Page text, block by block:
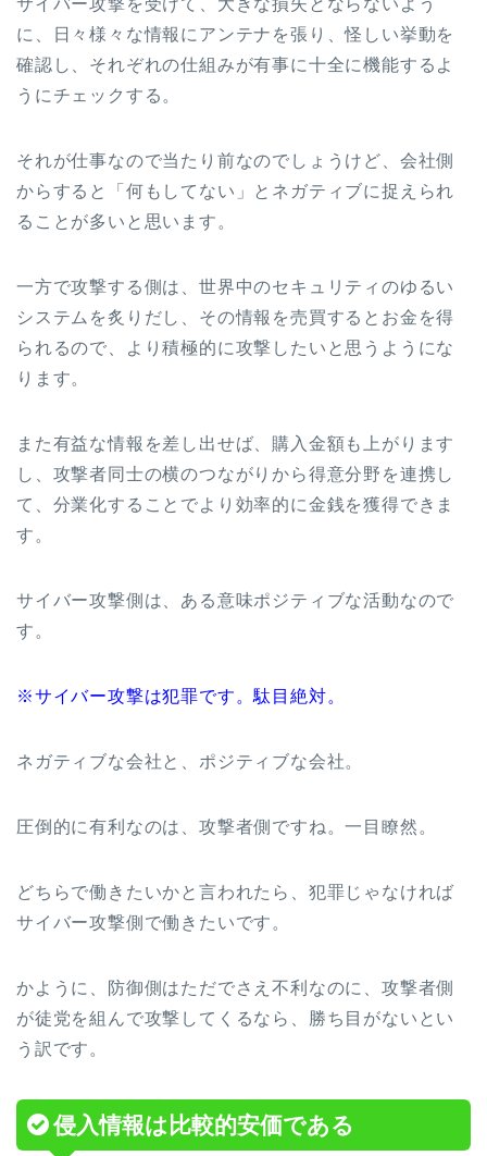
サイバー攻撃を受けて、大きな損失とならないよう
に、日々様々な情報にアンテナを張り、怪しい挙動を
確認し、それぞれの仕組みが有事に十全に機能するよ
うにチェックする。
それが仕事なので当たり前なのでしょうけど、会社側
からすると「何もしてない」とネガティブに捉えられ
ることが多いと思います。
一方で攻撃する側は、世界中のセキュリティのゆるい
システムを炙りだし、その情報を売買するとお金を得
られるので、より積極的に攻撃したいと思うようにな
ります。
また有益な情報を差し出せば、購入金額も上がります
し、攻撃者同士の横のつながりから得意分野を連携し
て、分業化することでより効率的に金銭を獲得できま
す。
サイバー攻撃側は、ある意味ポジティブな活動なので
す。
※サイバー攻撃は犯罪です。駄目絶対。
ネガティブな会社と、ポジティブな会社。
圧倒的に有利なのは、攻撃者側ですね。一目瞭然。
どちらで働きたいかと言われたら、犯罪じゃなければ
サイバー攻撃側で働きたいです。
かように、防御側はただでさえ不利なのに、攻撃者側
が徒党を組んで攻撃してくるなら、勝ち目がないとい
う訳です。
侵入情報は比較的安価である